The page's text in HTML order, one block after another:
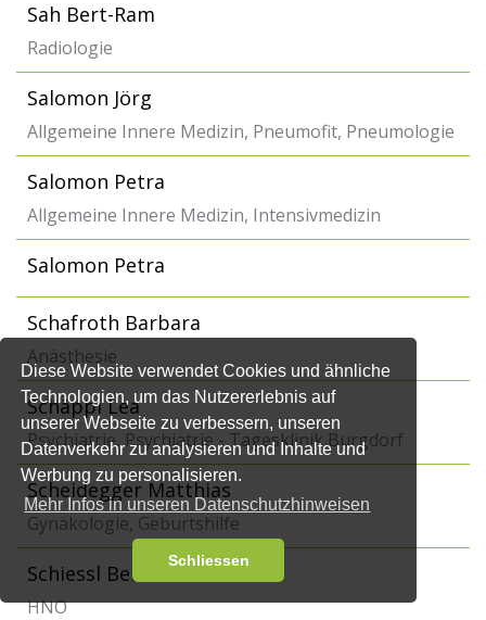
Diese Website verwendet Cookies und ähnliche
Technologien, um das Nutzererlebnis auf
unserer Webseite zu verbessern, unseren
Datenverkehr zu analysieren und Inhalte und
Werbung zu personalisieren.
Mehr Infos in unseren Datenschutzhinweisen
Schliessen
Sah Bert-Ram
Radiologie
Salomon Jörg
Allgemeine Innere Medizin, Pneumofit, Pneumologie
Salomon Petra
Allgemeine Innere Medizin, Intensivmedizin
Salomon Petra
Schafroth Barbara
Anästhesie
Schäppi Lea
Psychiatrie, Psychiatrie - Tagesklinik Burgdorf
Scheidegger Matthias
Gynäkologie, Geburtshilfe
Schiessl Bernard
HNO